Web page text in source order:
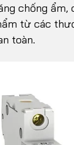
chống ẩm,
từ các
toàn.